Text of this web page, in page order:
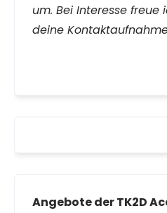
um. Bei Interesse
deine
Angebote der TK2D